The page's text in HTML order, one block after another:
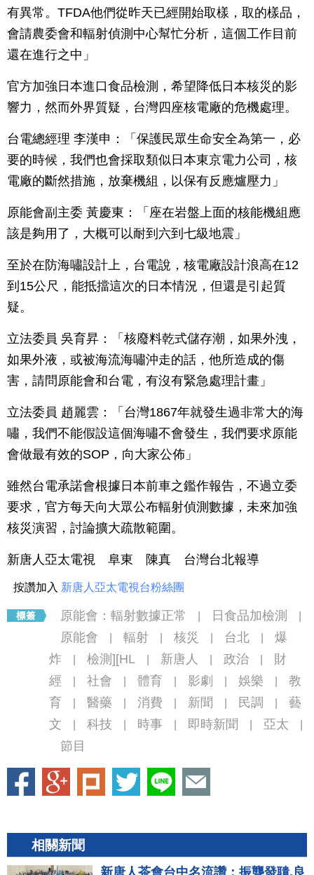
有異常。TFDA他們從昨天已經開始取樣，取的樣品，
會請農委會和輻射偵測中心幫忙分析，這個工作目前
還在進行之中」
官方加強日本進口食品檢測，希望降低日本核災的影
響力，然而外界質疑，台灣四座核電廠的危機處理。
台電總經理 李漢申：「保護民眾生命安全為第一，必
要的時候，我們也會採取類似日本東京電力公司，核
電廠的斷然措施，放棄機組，以保有反應爐壓力」
原能會副主委 黃慶東：「座在岩盤上面的核能機組應
該是夠用了，大概可以耐到六到七級地震」
至於在防海嘯設計上，台電說，核電廠設計浪高在12
到15公尺，能抵擋這次的日本情況，但還是引起質
疑。
立法委員 吳育昇：「核廢料乾式儲存潮，如果外洩，
如果外液，或被海流海嘯沖走的話，他所造成的傷
害，請問原能會和台電，有沒有緊急處理計畫」
立法委員 趙麗雲：「台灣1867年就發生過非常大的海
嘯，我們不能假設這個海嘯不會發生，我們要求原能
會做最有效的SOP，向大家公佈」
雖然台電承諾會根據日本前車之鑑作報告，不過立委
要求，官方每天向大眾公布輻射偵測數據，未來加強
核災演習，討論擴大疏散範圍。
新唐人亞太電視 阜東 陳真 台灣台北報導
按讚加入 新唐人亞太電視台粉絲團
原能會：輻射數據正常 日食品加檢測
原能會 輻射 核災 台北
爆
炸
檢測][HL 新唐人 政治
財
經
社會 體育 影劇 娛樂
教
育
醫藥 消費 新聞 民調
藝
文
科技 時事 即時新聞 亞太
節目
相關新聞